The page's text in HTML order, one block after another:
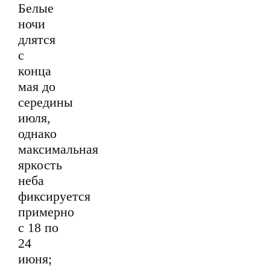
Белые
ночи
длятся
с
конца
мая до
середины
июля,
однако
максимальная
яркость
неба
фиксируется
примерно
с 18 по
24
июня;